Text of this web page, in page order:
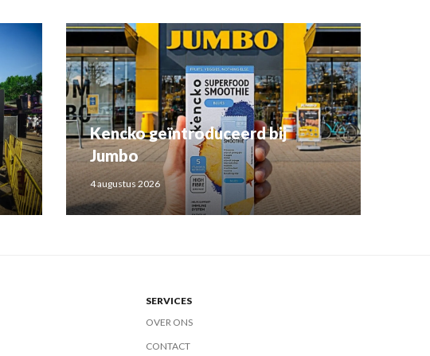
Kencko geïntroduceerd bij
Jumbo
4 augustus 2026
SERVICES
OVER ONS
CONTACT